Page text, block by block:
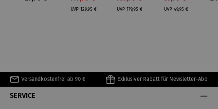
UVP Regulärer Preis:
129,95 € UVPRegulärer Preis:
179,95 € UVPRegulärer Preis:
49,95 €
Versandkostenfrei ab 90 € Exklusiver Rabatt für Newsletter-Abo
SERVICE